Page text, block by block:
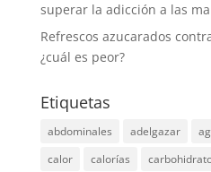
superar la adicción a las
Refrescos azucarados
¿cuál es peor?
Etiquetas
abdominales adelgazar
calor
calorías